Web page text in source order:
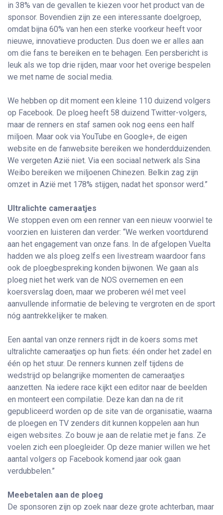
in 38% van de gevallen te kiezen voor het product van de
sponsor. Bovendien zijn ze een interessante doelgroep,
omdat bijna 60% van hen een sterke voorkeur heeft voor
nieuwe, innovatieve producten. Dus doen we er alles aan
om die fans te bereiken en te behagen. Een persbericht is
leuk als we top drie rijden, maar voor het overige bespelen
we met name de social media.
We hebben op dit moment een kleine 110 duizend volgers
op Facebook. De ploeg heeft 58 duizend Twitter-volgers,
maar de renners en staf samen ook nog eens een half
miljoen. Maar ook via YouTube en Google+, de eigen
website en de fanwebsite bereiken we honderdduizenden.
We vergeten Azië niet. Via een sociaal netwerk als Sina
Weibo bereiken we miljoenen Chinezen. Belkin zag zijn
omzet in Azië met 178% stijgen, nadat het sponsor werd.”
Ultralichte cameraatjes
We stoppen even om een renner van een nieuw voorwiel te
voorzien en luisteren dan verder: “We werken voortdurend
aan het engagement van onze fans. In de afgelopen Vuelta
hadden we als ploeg zelfs een livestream waardoor fans
ook de ploegbespreking konden bijwonen. We gaan als
ploeg niet het werk van de NOS overnemen en een
koersverslag doen, maar we proberen wél met veel
aanvullende informatie de beleving te vergroten en de sport
nóg aantrekkelijker te maken.
Een aantal van onze renners rijdt in de koers soms met
ultralichte cameraatjes op hun fiets: één onder het zadel en
één op het stuur. De renners kunnen zelf tijdens de
wedstrijd op belangrijke momenten de cameraatjes
aanzetten. Na iedere race kijkt een editor naar de beelden
en monteert een compilatie. Deze kan dan na de rit
gepubliceerd worden op de site van de organisatie, waarna
de ploegen en TV zenders dit kunnen koppelen aan hun
eigen websites. Zo bouw je aan de relatie met je fans. Ze
voelen zich een ploegleider. Op deze manier willen we het
aantal volgers op Facebook komend jaar ook gaan
verdubbelen.”
Meebetalen aan de ploeg
De sponsoren zijn op zoek naar deze grote achterban, maar